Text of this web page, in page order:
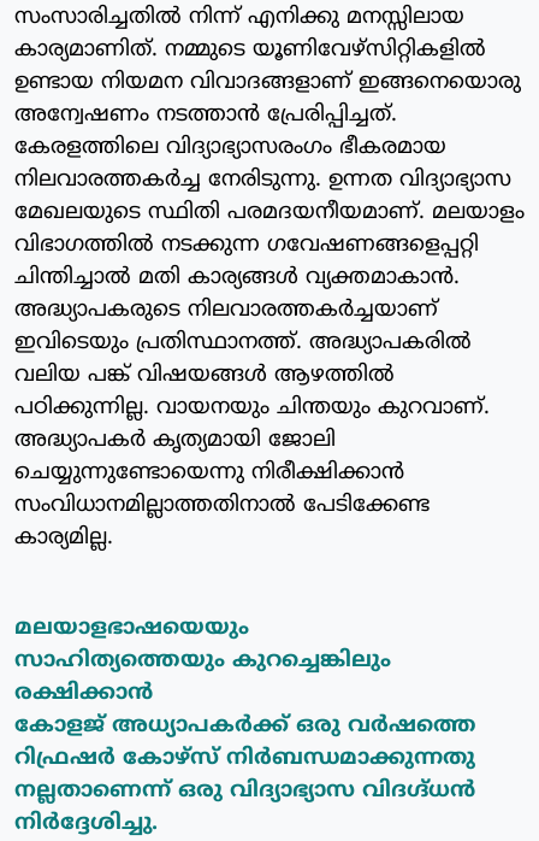
സംസാരിച്ചതില്‍ നിന്ന് എനിക്കു മനസ്സിലായ
കാര്യമാണിത്. നമ്മുടെ യൂണിവേഴ്‌സിറ്റികളില്‍
ഉണ്ടായ നിയമന വിവാദങ്ങളാണ് ഇങ്ങനെയൊരു
അന്വേഷണം നടത്താന്‍ പ്രേരിപ്പിച്ചത്.
കേരളത്തിലെ വിദ്യാഭ്യാസരംഗം ഭീകരമായ
നിലവാരത്തകര്‍ച്ച നേരിടുന്നു. ഉന്നത വിദ്യാഭ്യാസ
മേഖലയുടെ സ്ഥിതി പരമദയനീയമാണ്. മലയാളം
വിഭാഗത്തില്‍ നടക്കുന്ന ഗവേഷണങ്ങളെപ്പറ്റി
ചിന്തിച്ചാല്‍ മതി കാര്യങ്ങള്‍ വ്യക്തമാകാന്‍.
അദ്ധ്യാപകരുടെ നിലവാരത്തകര്‍ച്ചയാണ്
ഇവിടെയും പ്രതിസ്ഥാനത്ത്. അദ്ധ്യാപകരില്‍
വലിയ പങ്ക് വിഷയങ്ങള്‍ ആഴത്തില്‍
പഠിക്കുന്നില്ല. വായനയും ചിന്തയും കുറവാണ്.
അദ്ധ്യാപകര്‍ കൃത്യമായി ജോലി
ചെയ്യുന്നുണ്ടോയെന്നു നിരീക്ഷിക്കാന്‍
സംവിധാനമില്ലാത്തതിനാല്‍ പേടിക്കേണ്ട
കാര്യമില്ല.
മലയാളഭാഷയെയും
സാഹിത്യത്തെയും കുറച്ചെങ്കിലും
രക്ഷിക്കാന്‍
കോളജ്അധ്യാപകര്‍ക്ക് ഒരു വര്‍ഷത്തെ
റിഫ്രഷര്‍ കോഴ്‌സ് നിര്‍ബന്ധമാക്കുന്നതു
നല്ലതാണെന്ന് ഒരു വിദ്യാഭ്യാസ വിദഗ്ദ്ധന്‍
നിര്‍ദ്ദേശിച്ചു.